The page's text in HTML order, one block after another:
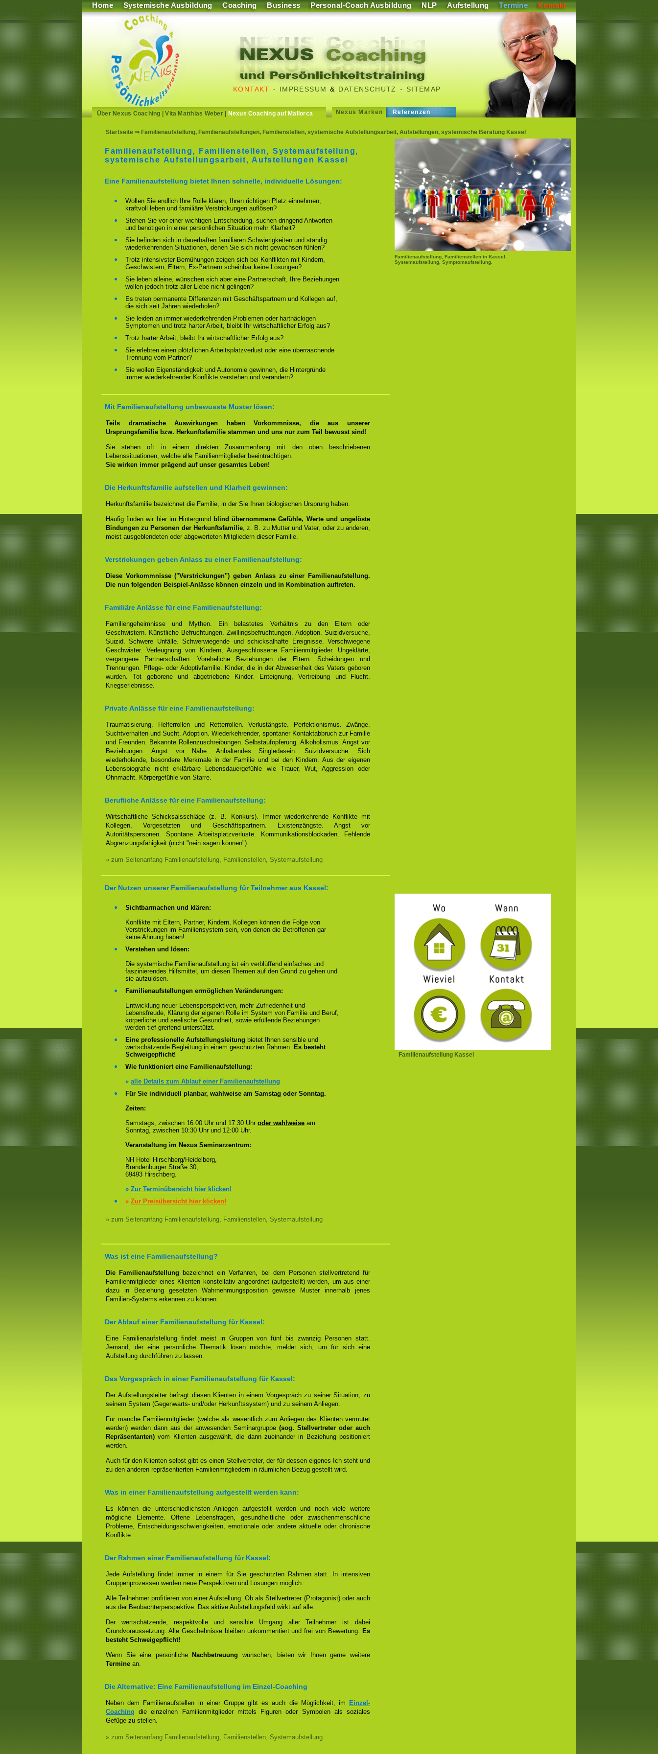
Home Systemische Ausbildung Coaching Business Personal-Coach Ausbildung NLP Aufstellung Termine Kontakt
KONTAKT - IMPRESSUM & DATENSCHUTZ - SITEMAP
Über Nexus Coaching |Vita Matthias Weber| Nexus Coaching auf Mallorca Nexus Marken Referenzen
Startseite ⇒ Familienaufstellung, Familienaufstellungen, Familienstellen, systemische Aufstellungsarbeit, Aufstellungen, systemische Beratung Kassel
Familienaufstellung, Familienstellen in Kassel,
Systemaufstellung, Symptomaufstellung.
Familienaufstellung, Familienstellen, Systemaufstellung,
systemische Aufstellungsarbeit, Aufstellungen Kassel
Eine Familienaufstellung bietet Ihnen schnelle, individuelle Lösungen:
Wollen Sie endlich Ihre Rolle klären, Ihren richtigen Platz einnehmen,
kraftvoll leben und familiäre Verstrickungen auflösen?
Stehen Sie vor einer wichtigen Entscheidung, suchen dringend Antworten
und benötigen in einer persönlichen Situation mehr Klarheit?
Sie befinden sich in dauerhaften familiären Schwierigkeiten und ständig
wiederkehrenden Situationen, denen Sie sich nicht gewachsen fühlen?
Trotz intensivster Bemühungen zeigen sich bei Konflikten mit Kindern,
Geschwistern, Eltern, Ex-Partnern scheinbar keine Lösungen?
Sie leben alleine, wünschen sich aber eine Partnerschaft, Ihre Beziehungen
wollen jedoch trotz aller Liebe nicht gelingen?
Es treten permanente Differenzen mit Geschäftspartnern und Kollegen auf,
die sich seit Jahren wiederholen?
Sie leiden an immer wiederkehrenden Problemen oder hartnäckigen
Symptomen und trotz harter Arbeit, bleibt Ihr wirtschaftlicher Erfolg aus?
Trotz harter Arbeit, bleibt Ihr wirtschaftlicher Erfolg aus?
Sie erlebten einen plötzlichen Arbeitsplatzverlust oder eine überraschende
Trennung vom Partner?
Sie wollen Eigenständigkeit und Autonomie gewinnen, die Hintergründe
immer wiederkehrender Konflikte verstehen und verändern?
Mit Familienaufstellung unbewusste Muster lösen:
Teils dramatische Auswirkungen haben Vorkommnisse, die aus unserer
Ursprungsfamilie bzw. Herkunftsfamilie stammen und uns nur zum Teil bewusst sind!
Sie stehen oft in einem direkten Zusammenhang mit den oben beschriebenen
Lebenssituationen, welche alle Familienmitglieder beeinträchtigen.
Sie wirken immer prägend auf unser gesamtes Leben!
Die Herkunftsfamilie aufstellen und Klarheit gewinnen:
Herkunftsfamilie bezeichnet die Familie, in der Sie Ihren biologischen Ursprung haben.
Häufig finden wir hier im Hintergrund blind übernommene Gefühle, Werte und ungelöste
Bindungen zu Personen der Herkunftsfamilie, z. B. zu Mutter und Vater, oder zu anderen,
meist ausgeblendeten oder abgewerteten Mitgliedern dieser Familie.
Verstrickungen geben Anlass zu einer Familienaufstellung:
Diese Vorkommnisse ("Verstrickungen") geben Anlass zu einer Familienaufstellung.
Die nun folgenden Beispiel-Anlässe können einzeln und in Kombination auftreten.
Familiäre Anlässe für eine Familienaufstellung:
Familiengeheimnisse und Mythen. Ein belastetes Verhältnis zu den Eltern oder
Geschwistern. Künstliche Befruchtungen. Zwillingsbefruchtungen. Adoption. Suizidversuche,
Suizid. Schwere Unfälle. Schwerwiegende und schicksalhafte Ereignisse. Verschwiegene
Geschwister. Verleugnung von Kindern, Ausgeschlossene Familienmitglieder. Ungeklärte,
vergangene Partnerschaften. Voreheliche Beziehungen der Eltern. Scheidungen und
Trennungen. Pflege- oder Adoptivfamilie. Kinder, die in der Abwesenheit des Vaters geboren
wurden. Tot geborene und abgetriebene Kinder. Enteignung, Vertreibung und Flucht.
Kriegserlebnisse.
Private Anlässe für eine Familienaufstellung:
Traumatisierung. Helferrollen und Retterrollen. Verlustängste. Perfektionismus. Zwänge.
Suchtverhalten und Sucht. Adoption. Wiederkehrender, spontaner Kontaktabbruch zur Familie
und Freunden. Bekannte Rollenzuschreibungen. Selbstaufopferung. Alkoholismus. Angst vor
Beziehungen. Angst vor Nähe. Anhaltendes Singledasein. Suizidversuche. Sich
wiederholende, besondere Merkmale in der Familie und bei den Kindern. Aus der eigenen
Lebensbiografie nicht erklärbare Lebensdauergefühle wie Trauer, Wut, Aggression oder
Ohnmacht. Körpergefühle von Starre.
Berufliche Anlässe für eine Familienaufstellung:
Wirtschaftliche Schicksalsschläge (z. B. Konkurs). Immer wiederkehrende Konflikte mit
Kollegen, Vorgesetzten und Geschäftspartnern. Existenzängste. Angst vor
Autoritätspersonen. Spontane Arbeitsplatzverluste. Kommunikationsblockaden. Fehlende
Abgrenzungsfähigkeit (nicht "nein sagen können").
» zum Seitenanfang Familienaufstellung, Familienstellen, Systemaufstellung
Der Nutzen unserer Familienaufstellung für Teilnehmer aus Kassel:
Familienaufstellung Kassel
Sichtbarmachen und klären:
Konflikte mit Eltern, Partner, Kindern, Kollegen können die Folge von
Verstrickungen im Familiensystem sein, von denen die Betroffenen gar
keine Ahnung haben!
Verstehen und lösen:
Die systemische Familienaufstellung ist ein verblüffend einfaches und
faszinierendes Hilfsmittel, um diesen Themen auf den Grund zu gehen und
sie aufzulösen.
Familienaufstellungen ermöglichen Veränderungen:
Entwicklung neuer Lebensperspektiven, mehr Zufriedenheit und
Lebensfreude, Klärung der eigenen Rolle im System von Familie und Beruf,
körperliche und seelische Gesundheit, sowie erfüllende Beziehungen
werden tief greifend unterstützt.
Eine professionelle Aufstellungsleitung bietet Ihnen sensible und
wertschätzende Begleitung in einem geschützten Rahmen. Es besteht
Schweigepflicht!
Wie funktioniert eine Familienaufstellung:
» alle Details zum Ablauf einer Familienaufstellung
Für Sie individuell planbar, wahlweise am Samstag oder Sonntag.
Zeiten:
Samstags, zwischen 16:00 Uhr und 17:30 Uhr oder wahlweise am
Sonntag, zwischen 10:30 Uhr und 12:00 Uhr.
Veranstaltung im Nexus Seminarzentrum:
NH Hotel Hirschberg/Heidelberg,
Brandenburger Straße 30,
69493 Hirschberg.
» Zur Terminübersicht hier klicken!
» Zur Preisübersicht hier klicken!
» zum Seitenanfang Familienaufstellung, Familienstellen, Systemaufstellung
Was ist eine Familienaufstellung?
Die Familienaufstellung bezeichnet ein Verfahren, bei dem Personen stellvertretend für
Familienmitglieder eines Klienten konstellativ angeordnet (aufgestellt) werden, um aus einer
dazu in Beziehung gesetzten Wahrnehmungsposition gewisse Muster innerhalb jenes
Familien-Systems erkennen zu können.
Der Ablauf einer Familienaufstellung für Kassel:
Eine Familienaufstellung findet meist in Gruppen von fünf bis zwanzig Personen statt.
Jemand, der eine persönliche Thematik lösen möchte, meldet sich, um für sich eine
Aufstellung durchführen zu lassen.
Das Vorgespräch in einer Familienaufstellung für Kassel:
Der Aufstellungsleiter befragt diesen Klienten in einem Vorgespräch zu seiner Situation, zu
seinem System (Gegenwarts- und/oder Herkunftssystem) und zu seinem Anliegen.
Für manche Familienmitglieder (welche als wesentlich zum Anliegen des Klienten vermutet
werden) werden dann aus der anwesenden Seminargruppe (sog. Stellvertreter oder auch
Repräsentanten) vom Klienten ausgewählt, die dann zueinander in Beziehung positioniert
werden.
Auch für den Klienten selbst gibt es einen Stellvertreter, der für dessen eigenes Ich steht und
zu den anderen repräsentierten Familienmitgliedern in räumlichen Bezug gestellt wird.
Was in einer Familienaufstellung aufgestellt werden kann:
Es können die unterschiedlichsten Anliegen aufgestellt werden und noch viele weitere
mögliche Elemente. Offene Lebensfragen, gesundheitliche oder zwischenmenschliche
Probleme, Entscheidungsschwierigkeiten, emotionale oder andere aktuelle oder chronische
Konflikte.
Der Rahmen einer Familienaufstellung für Kassel:
Jede Aufstellung findet immer in einem für Sie geschützten Rahmen statt. In intensiven
Gruppenprozessen werden neue Perspektiven und Lösungen möglich.
Alle Teilnehmer profitieren von einer Aufstellung. Ob als Stellvertreter (Protagonist) oder auch
aus der Beobachterperspektive. Das aktive Aufstellungsfeld wirkt auf alle.
Der wertschätzende, respektvolle und sensible Umgang aller Teilnehmer ist dabei
Grundvoraussetzung. Alle Geschehnisse bleiben unkommentiert und frei von Bewertung. Es
besteht Schweigepflicht!
Wenn Sie eine persönliche Nachbetreuung wünschen, bieten wir Ihnen gerne weitere
Termine an.
Die Alternative: Eine Familienaufstellung im Einzel-Coaching
Neben dem Familienaufstellen in einer Gruppe gibt es auch die Möglichkeit, im
Einzel-
Coaching die einzelnen Familienmitglieder mittels Figuren oder Symbolen als soziales
Gefüge zu stellen.
» zum Seitenanfang Familienaufstellung, Familienstellen, Systemaufstellung